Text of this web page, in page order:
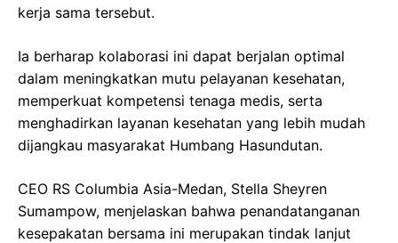
kerja sama tersebut.
Ia berharap kolaborasi ini dapat berjalan optimal
dalam meningkatkan mutu pelayanan kesehatan,
memperkuat kompetensi tenaga medis, serta
menghadirkan layanan kesehatan yang lebih mudah
dijangkau masyarakat Humbang Hasundutan.
CEO RS Columbia Asia-Medan, Stella Sheyren
Sumampow, menjelaskan bahwa penandatanganan
kesepakatan bersama ini merupakan tindak lanjut